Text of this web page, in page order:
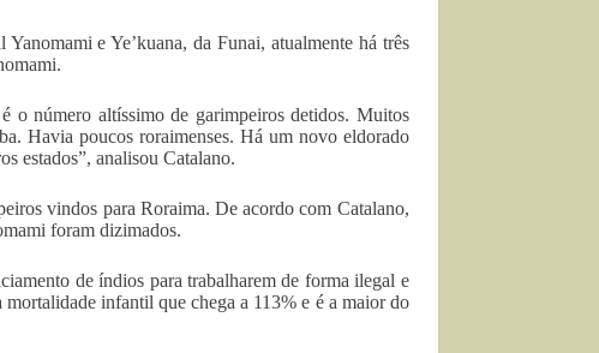
e Ye’kuana, da Funai, atualmente há três
o número altíssimo de garimpeiros detidos. Muitos
Havia poucos roraimenses. Há um novo eldorado
estados”, analisou Catalano.
vindos para Roraima. De acordo com Catalano,
foram dizimados.
de índios para trabalharem de forma ilegal e
infantil que chega a 113% e é a maior do